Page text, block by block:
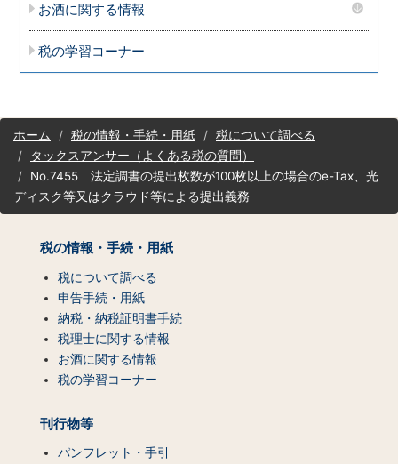
お酒に関する情報
税の学習コーナー
サ
イ
ッ
プ
ホーム 税の情報・手続・用紙
税について調べる
タックスアンサー（よくある税の質問）
No.7455 法定調書の提出枚数が100枚以上の場合のe-Tax、光
ディスク等又はクラウド等による提出義務
税の情報・手続・用紙
税について調べる
申告手続・用紙
納税・納税証明書手続
税理士に関する情報
お酒に関する情報
税の学習コーナー
刊行物等
パンフレット・手引